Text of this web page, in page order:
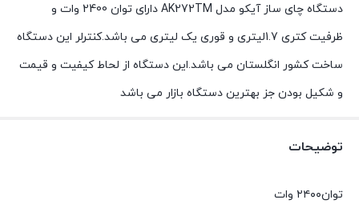
دستگاه چای ساز آیکو مدل AK272TM دارای توان 2400 وات و
ظرفیت کتری 1.7لیتری و قوری یک لیتری می باشد.کنترلر این دستگاه
ساخت کشور انگلستان می باشد.این دستگاه از لحاط کیفیت و قیمت
و شکیل بودن جز بهترین دستگاه بازار می باشد
توضیحات
توان۲۴۰۰ وات